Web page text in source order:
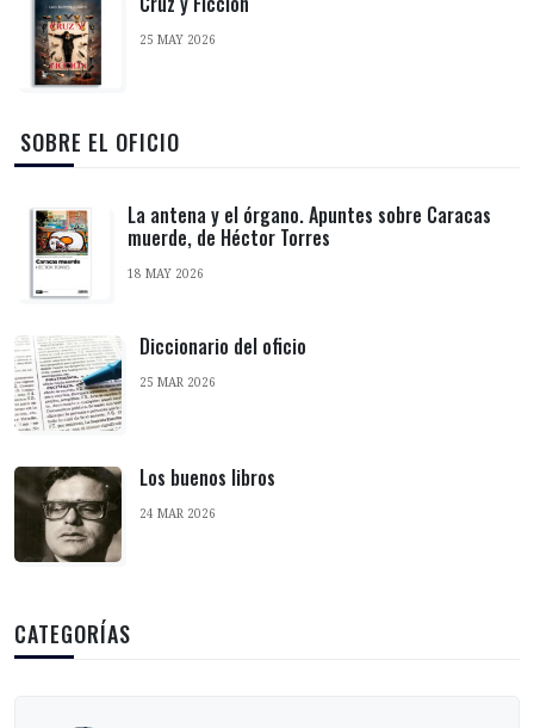
25 MAY 2026
‎ SOBRE EL OFICIO
La antena y el órgano. Apuntes sobre Caracas
muerde, de Héctor Torres
18 MAY 2026
Diccionario del oficio
25 MAR 2026
Los buenos libros
24 MAR 2026
CATEGORÍAS